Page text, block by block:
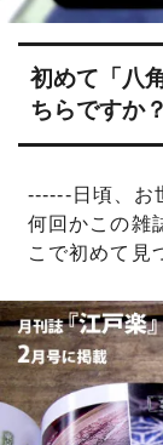
初めて「八
ちらですか？
------日頃、お
何回かこの雑
こで初めて見